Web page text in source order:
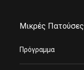
Μικρές Πατούσες
Πρόγραμμα